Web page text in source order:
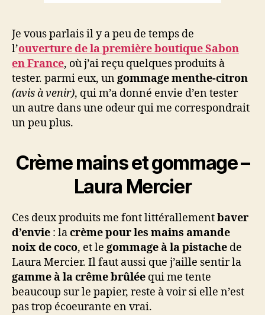
Je vous parlais il y a peu de temps de
l’ouverture de la première boutique Sabon
en France, où j’ai reçu quelques produits à
tester. parmi eux, ungommage menthe-citron
(avis à venir), qui m’a donné envie d’en tester
un autre dans une odeur qui me correspondrait
un peu plus.
Crème mains et gommage –
Laura Mercier
Ces deux produits me font littérallementbaver
d’envie : lacrème pour les mains amande
noix de coco, et le gommage à la pistache de
Laura Mercier. Il faut aussi que j’aille sentir la
gamme à la crême brûlée qui me tente
beaucoup sur le papier, reste à voir si elle n’est
pas trop écoeurante en vrai.